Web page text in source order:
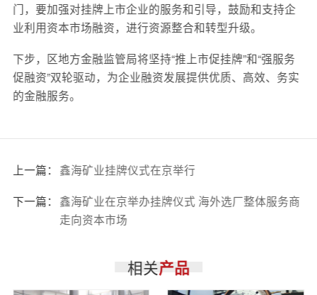
门，要加强对挂牌上市企业的服务和引导，鼓励和支持企
业利用资本市场融资，进行资源整合和转型升级。
下步，区地方金融监管局将坚持“推上市促挂牌”和“强服务
促融资”双轮驱动，为企业融资发展提供优质、高效、务实
的金融服务。
上一篇： 鑫海矿业挂牌仪式在京举行
下一篇： 鑫海矿业在京举办挂牌仪式 海外选厂整体服务商
走向资本市场
相关产品